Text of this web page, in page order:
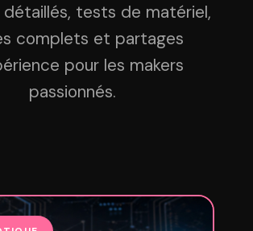
détaillés, tests de matériel,
complets et partages
pour les makers
passionnés.